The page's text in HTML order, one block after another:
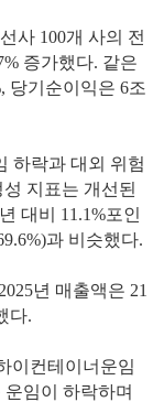
사 100개 사의 전
증가했다. 같은
당기순이익은 6조
하락과 대외 위험
지표는 개선된
대비 11.1%포인
과 비슷했다.
년 매출액은 21
다.
이컨테이너운임
운임이 하락하며